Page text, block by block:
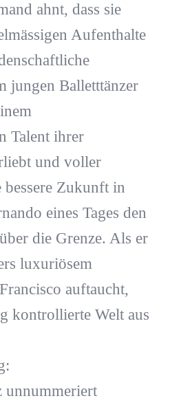
ahnt, dass sie
Aufenthalte
jungen Balletttänzer
Talent ihrer
und voller
Zukunft in
eines Tages den
die Grenze. Als er
luxuriösem
auftaucht,
kontrollierte Welt aus
unnummeriert